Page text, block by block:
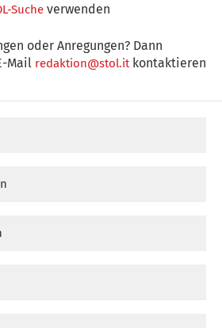
Suche verwenden
oder Anregungen? Dann
Mail redaktion@stol.itkontaktieren